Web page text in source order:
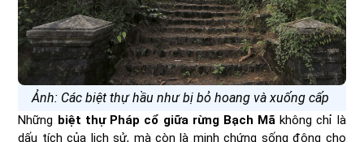
Ảnh: Các biệt thự hầu như bị bỏ hoang và xuống cấp
Những biệt thự Pháp cổ giữa rừng Bạch Mã không chỉ là
dấu tích của lịch sử, mà còn là minh chứng sống động cho